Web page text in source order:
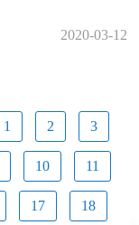
2020-03-12
1 2 3
10 11
17 18